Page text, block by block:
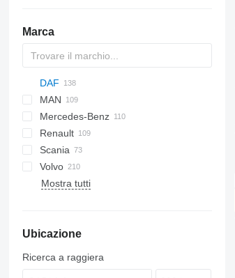
Marca
773
DAF
AS
CF
CF 65
CF 75
LF
LF 45
LF 55
XD
XF
XF 106
XG
EuroCargo
S-Way
Stralis
Trakker
X-Way
ELF
NKR
MAN
F90
L2000
LE
TGL
TGM
Mercedes-Benz
A-Class
Actros
Antos
Arocs
MB
Canter
Atleon
Cabstar
Renault
Kerax
Magnum
Major
Midlum
T-series
Scania
R-series
Volvo
FH
FMX
Mostra tutti
Ubicazione
Ricerca a raggiera